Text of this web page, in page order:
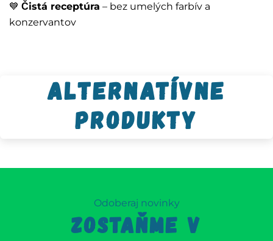
💙 Čistá receptúra – bez umelých farbív a
konzervantov
Alternatívne
produkty
Odoberaj novinky
ZOSTAŇME V